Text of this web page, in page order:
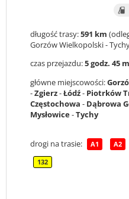
długość trasy:591 km
Gorzów Wielkopolski -
czas przejazdu:5 godz. 45
główne miejscowości:
-Zgierz-Łódź- Piotrków
Częstochowa - Dąbrowa
Mysłowice-Tychy
drogi na trasie: A1 A2
132